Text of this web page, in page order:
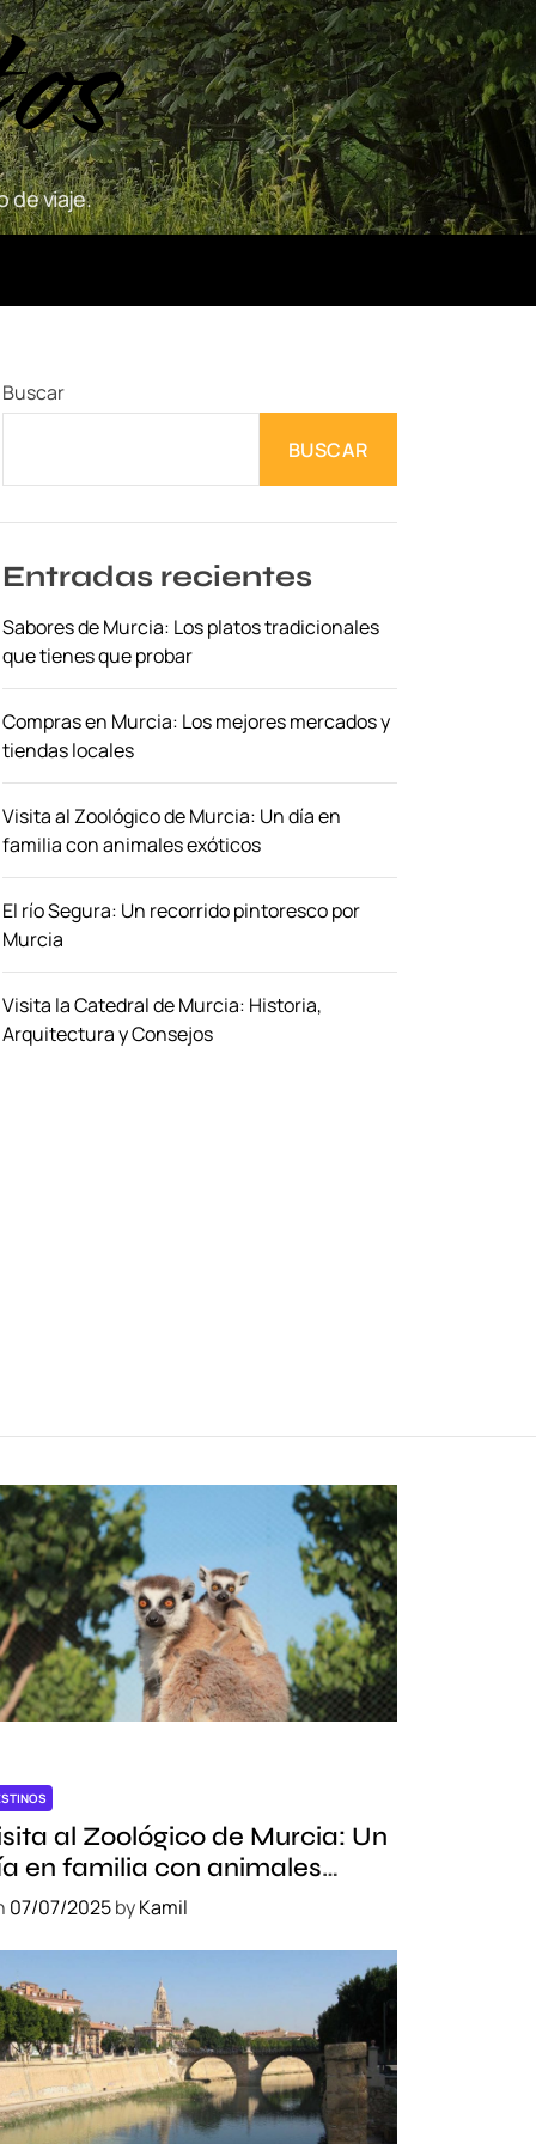
de viaje.
Buscar
BUSCAR
Entradas recientes
Sabores de Murcia: Los platos tradicionales
que tienes que probar
Compras en Murcia: Los mejores mercados y
tiendas locales
Visita al Zoológico de Murcia: Un día en
familia con animales exóticos
El río Segura: Un recorrido pintoresco por
Murcia
Visita la Catedral de Murcia: Historia,
Arquitectura y Consejos
al Zoológico de Murcia: Un
en familia con animales
07/07/2025byKamil